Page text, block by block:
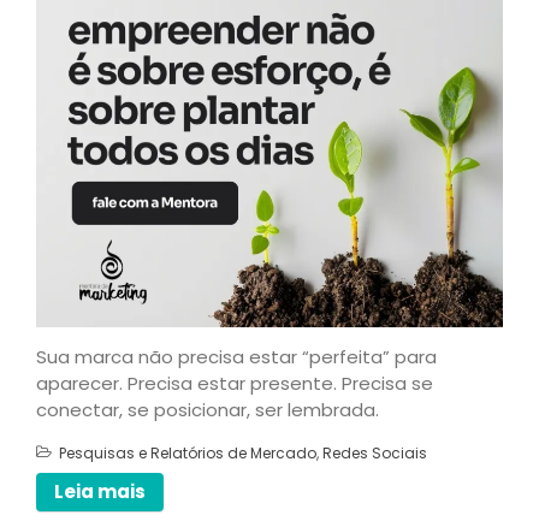
Curso Online em 40 dias
Recursos
Livro
Aulas
E-books
Cursos
Contato
Artigos
Sua marca não precisa estar “perfeita” para
aparecer. Precisa estar presente. Precisa se
conectar, se posicionar, ser lembrada.
Pesquisas e Relatórios de Mercado,Redes Sociais
Leia mais